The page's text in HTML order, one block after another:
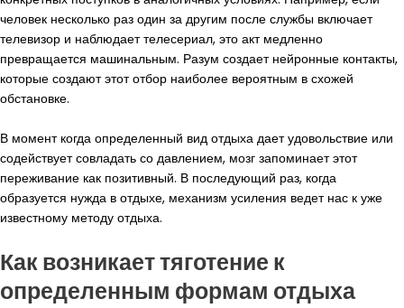
человек несколько раз один за другим после службы включает
телевизор и наблюдает телесериал, это акт медленно
превращается машинальным. Разум создает нейронные контакты,
которые создают этот отбор наиболее вероятным в схожей
обстановке.
В момент когда определенный вид отдыха дает удовольствие или
содействует совладать со давлением, мозг запоминает этот
переживание как позитивный. В последующий раз, когда
образуется нужда в отдыхе, механизм усиления ведет нас к уже
известному методу отдыха.
Как возникает тяготение к
определенным формам отдыха